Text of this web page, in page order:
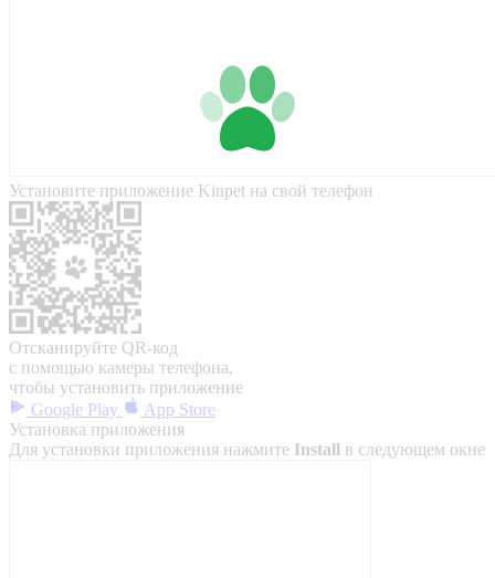
Установите приложение Kinpet на свой телефон
Отсканируйте QR-код
с помощью камеры телефона,
чтобы установить приложение
Google Play
App Store
Установка приложения
Для установки приложения нажмите Install в следующем окне